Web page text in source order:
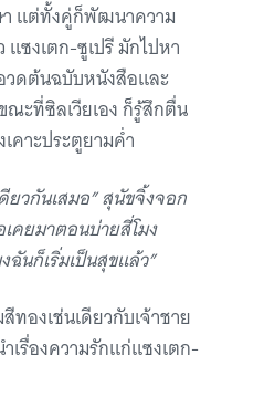
แต่ทั้งคู่ก็พัฒนาความ
ซงเตก-ซูเปรี มักไปหา
ดต้นฉบับหนังสือและ
ณะที่ซิลเวียเอง ก็รู้สึกตื่น
คาะประตูยามค่ำ
ดียวกันเสมอ” สุนัขจิ้งจอก
เคยมาตอนบ่ายสี่โมง
นก็เริ่มเป็นสุขแล้ว”
ทองเช่นเดียวกับเจ้าชาย
เรื่องความรักแก่แซงเตก-